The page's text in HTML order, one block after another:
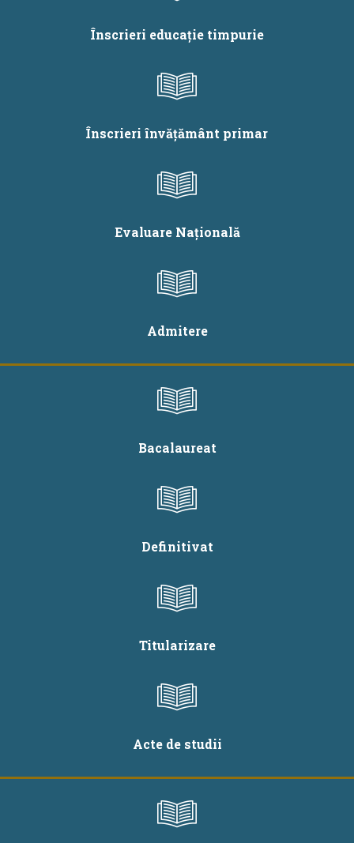
Înscrieri educație timpurie
Înscrieri învățământ primar
Evaluare Națională
Admitere
Bacalaureat
Definitivat
Titularizare
Acte de studii